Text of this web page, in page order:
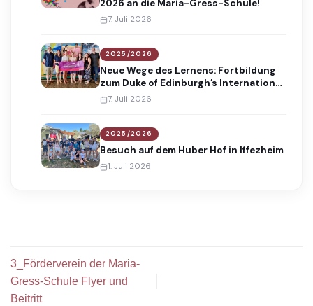
2026 an die Maria-Gress-Schule!
7. Juli 2026
2025/2026
Neue Wege des Lernens: Fortbildung
zum Duke of Edinburgh’s International
Award
7. Juli 2026
2025/2026
Besuch auf dem Huber Hof in Iffezheim
1. Juli 2026
3_Förderverein der Maria-
Gress-Schule Flyer und
Beitritt